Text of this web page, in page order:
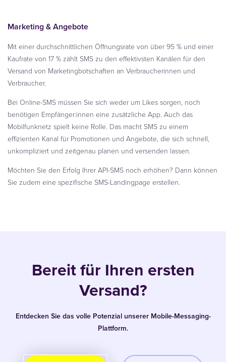
Marketing & Angebote
Mit einer durchschnittlichen Öffnungsrate von über 95 % und einer
Kaufrate von 17 % zählt SMS zu den effektivsten Kanälen für den
Versand von Marketingbotschaften an Verbraucherinnen und
Verbraucher.
Bei Online-SMS müssen Sie sich weder um Likes sorgen, noch
benötigen Empfänger:innen eine zusätzliche App. Auch das
Mobilfunknetz spielt keine Rolle. Das macht SMS zu einem
effizienten Kanal für Promotionen und Angebote, die sich schnell,
unkompliziert und zeitgenau planen und versenden lassen.
Möchten Sie den Erfolg Ihrer API-SMS noch erhöhen? Dann können
Sie zudem eine spezifische SMS-Landingpage erstellen.
Bereit für Ihren ersten
Versand?
Entdecken Sie das volle Potenzial unserer Mobile-Messaging-
Plattform.